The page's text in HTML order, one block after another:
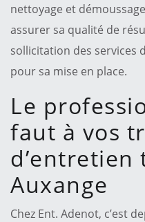
nettoyage et
assurer sa qualité de
sollicitation des services
pour sa mise en place.
Le
faut à vos
d’entretien
Auxange
Chez Ent. Adenot, c’est